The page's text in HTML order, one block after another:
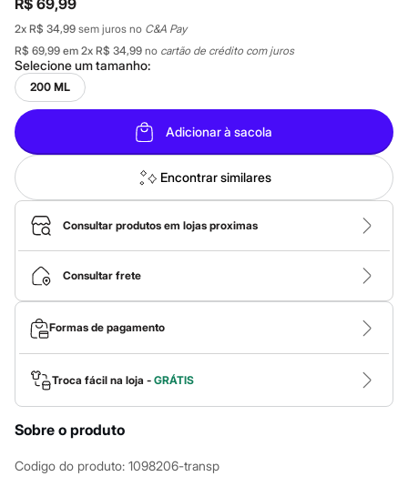
3 lingeries por R$99
3 itens de beleza por R$129
Até 20% off
Até 40% off
Até 60% off
A partir de 60% off
Feminino
Em alta
Inverno
Alfaiataria
Novidades
Roupas
Blusas e Camisetas
Básicos
Calças
Casacos e Jaquetas
Jeans
Macacões
Saias
Shorts e Bermudas
Vestidos
Acessórios
Bolsas
Bonés e Chapéus
Bijoux
Cintos
Óculos
Relógios
Calçados
R$ 69,99
2x R$ 34,99 sem juros no C&A Pay
R$ 69,99 em 2x R$ 34,99 no cartão de crédito com juros
Selecione umtamanho:
200 ML
Adicionar à sacola
Encontrar similares
Consultar produtos em lojas proximas
Consultar frete
Formas de pagamento
Troca fácil na loja - GRÁTIS
Sobre o produto
Codigo do produto: 1098206-transp